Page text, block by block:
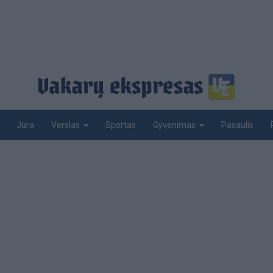
Jūra Verslas Sportas Gyvenimas Pasaulis